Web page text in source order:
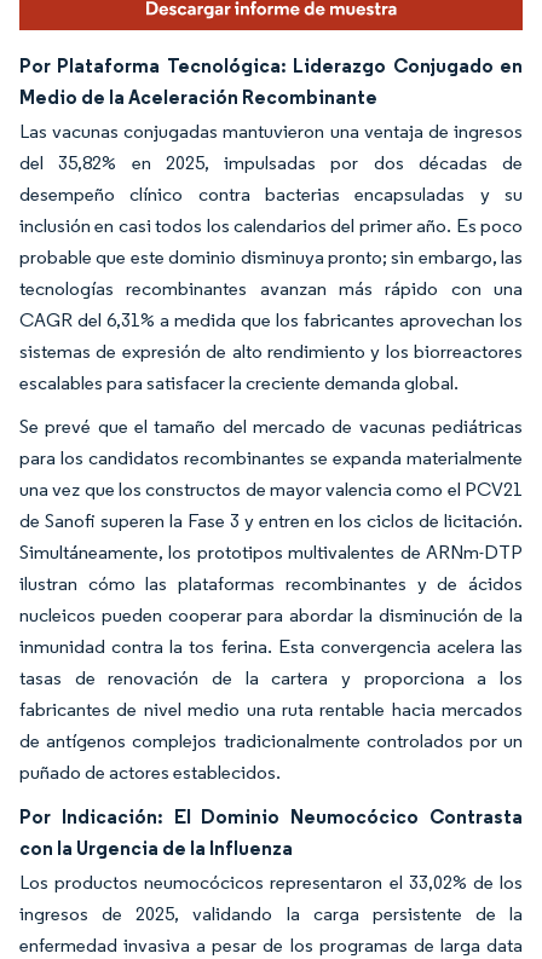
Por Plataforma Tecnológica: Liderazgo Conjugado en
Medio de la Aceleración Recombinante
Las vacunas conjugadas mantuvieron una ventaja de ingresos
del 35,82% en 2025, impulsadas por dos décadas de
desempeño clínico contra bacterias encapsuladas y su
inclusión en casi todos los calendarios del primer año. Es poco
probable que este dominio disminuya pronto; sin embargo, las
tecnologías recombinantes avanzan más rápido con una
CAGR del 6,31% a medida que los fabricantes aprovechan los
sistemas de expresión de alto rendimiento y los biorreactores
escalables para satisfacer la creciente demanda global.
Se prevé que el tamaño del mercado de vacunas pediátricas
para los candidatos recombinantes se expanda materialmente
una vez que los constructos de mayor valencia como el PCV21
de Sanofi superen la Fase 3 y entren en los ciclos de licitación.
Simultáneamente, los prototipos multivalentes de ARNm-DTP
ilustran cómo las plataformas recombinantes y de ácidos
nucleicos pueden cooperar para abordar la disminución de la
inmunidad contra la tos ferina. Esta convergencia acelera las
tasas de renovación de la cartera y proporciona a los
fabricantes de nivel medio una ruta rentable hacia mercados
de antígenos complejos tradicionalmente controlados por un
puñado de actores establecidos.
Por Indicación: El Dominio Neumocócico Contrasta
con la Urgencia de la Influenza
Los productos neumocócicos representaron el 33,02% de los
ingresos de 2025, validando la carga persistente de la
enfermedad invasiva a pesar de los programas de larga data